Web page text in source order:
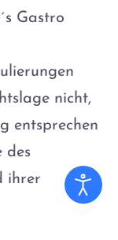
Gastro
nicht,
entsprechen
des
ihrer